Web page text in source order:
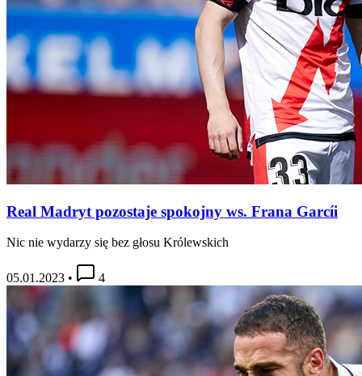
Real Madryt pozostaje spokojny ws. Frana Garcíi
Nic nie wydarzy się bez głosu Królewskich
05.01.2023 • 4